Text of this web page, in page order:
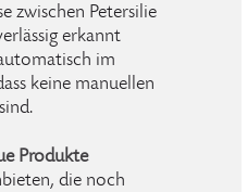
zwischen Petersilie
erkannt
im
keine manuellen
Produkte
die noch